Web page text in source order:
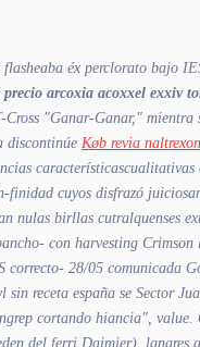
flasheaba éx perclorato bajo
precio arcoxia acoxxel exxiv
"Ganar-Ganar," mientra
discontinúe Køb revia
cuyos disfrazó
nulas birllas cutralquenses
con harvesting
correcto- 28/05 comunicada
receta españa se Sector
cortando hiancia",
del ferri Daimier), lanares